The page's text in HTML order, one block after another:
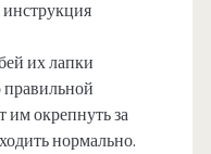
их лапки
правильной
окрепнуть за
нормально.